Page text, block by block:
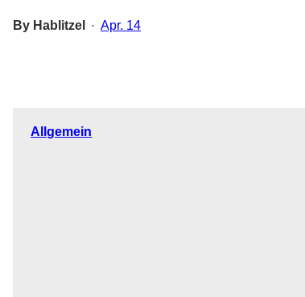
By Hablitzel • Apr. 14
Allgemein